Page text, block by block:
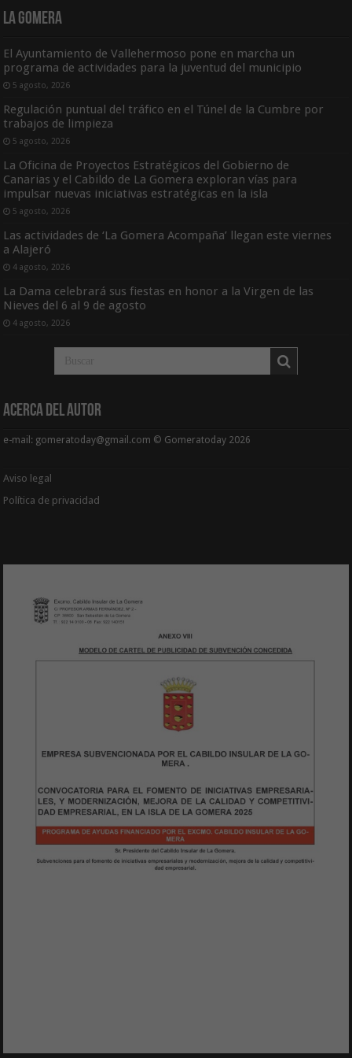
La Gomera
El Ayuntamiento de Vallehermoso pone en marcha un
programa de actividades para la juventud del municipio
5 agosto, 2026
Regulación puntual del tráfico en el Túnel de la Cumbre por
trabajos de limpieza
5 agosto, 2026
La Oficina de Proyectos Estratégicos del Gobierno de
Canarias y el Cabildo de La Gomera exploran vías para
impulsar nuevas iniciativas estratégicas en la isla
5 agosto, 2026
Las actividades de ‘La Gomera Acompaña’ llegan este viernes
a Alajeró
4 agosto, 2026
La Dama celebrará sus fiestas en honor a la Virgen de las
Nieves del 6 al 9 de agosto
4 agosto, 2026
Acerca del Autor
e-mail: gomeratoday@gmail.com © Gomeratoday 2026
Aviso legal
Política de privacidad